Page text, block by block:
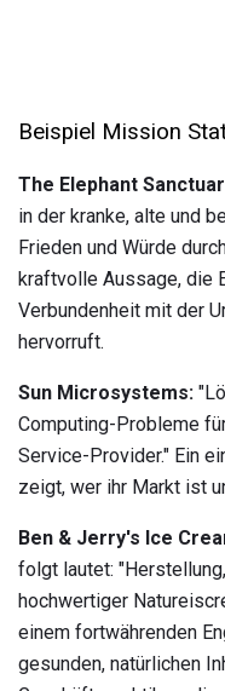
Beispiel Mission
The Elephant
in der kranke, alte und
Frieden und Würde
kraftvolle Aussage, die
Verbundenheit mit der
hervorruft.
Sun Microsystems:
Computing-Probleme
Service-Provider." Ein
zeigt, wer ihr Markt ist
Ben & Jerry's Ice
folgt lautet:
hochwertiger
einem fortwährenden
gesunden, natürlichen